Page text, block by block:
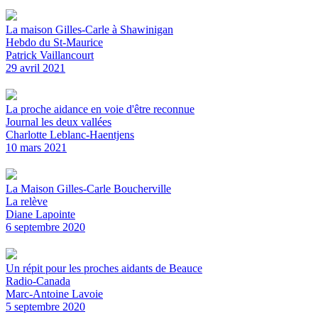
La maison Gilles-Carle à Shawinigan
Hebdo du St-Maurice
Patrick Vaillancourt
29 avril 2021
La proche aidance en voie d'être reconnue
Journal les deux vallées
Charlotte Leblanc-Haentjens
10 mars 2021
La Maison Gilles-Carle Boucherville
La relève
Diane Lapointe
6 septembre 2020
Un répit pour les proches aidants de Beauce
Radio-Canada
Marc-Antoine Lavoie
5 septembre 2020